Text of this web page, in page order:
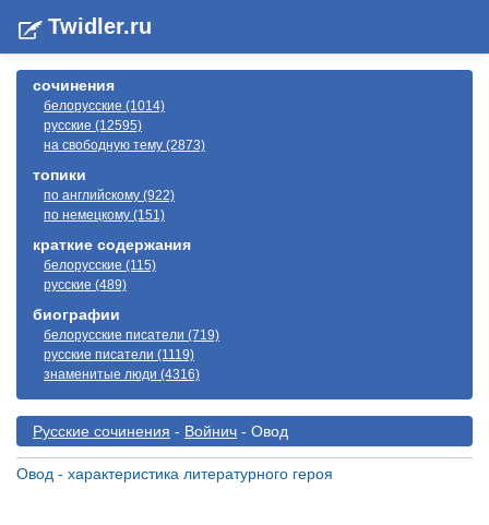
Twidler.ru
сочинения
белорусские (1014)
русские (12595)
на свободную тему (2873)
топики
по английскому (922)
по немецкому (151)
краткие содержания
белорусские (115)
русские (489)
биографии
белорусские писатели (719)
русские писатели (1119)
знаменитые люди (4316)
Русские сочинения - Войнич - Овод
Овод - характеристика литературного героя